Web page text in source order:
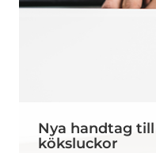
Nya handtag
köksluckor